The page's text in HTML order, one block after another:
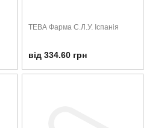
ТЕВА Фарма С.Л.У. Іспанія
від 334.60 грн